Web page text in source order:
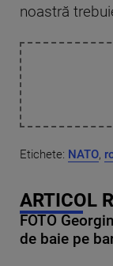
noastră
Etichete: NATO,
ARTICOL
FOTO
de baie pe